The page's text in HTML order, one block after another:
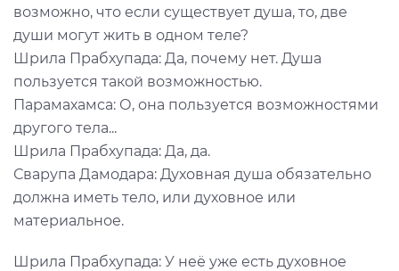
возможно, что если существует душа, то, две
души могут жить в одном теле?
Шрила Прабхупада: Да, почему нет. Душа
пользуется такой возможностью.
Парамахамса: О, она пользуется возможностями
другого тела...
Шрила Прабхупада: Да, да.
Сварупа Дамодара: Духовная душа обязательно
должна иметь тело, или духовное или
материальное.
Шрила Прабхупада: У неё уже есть духовное